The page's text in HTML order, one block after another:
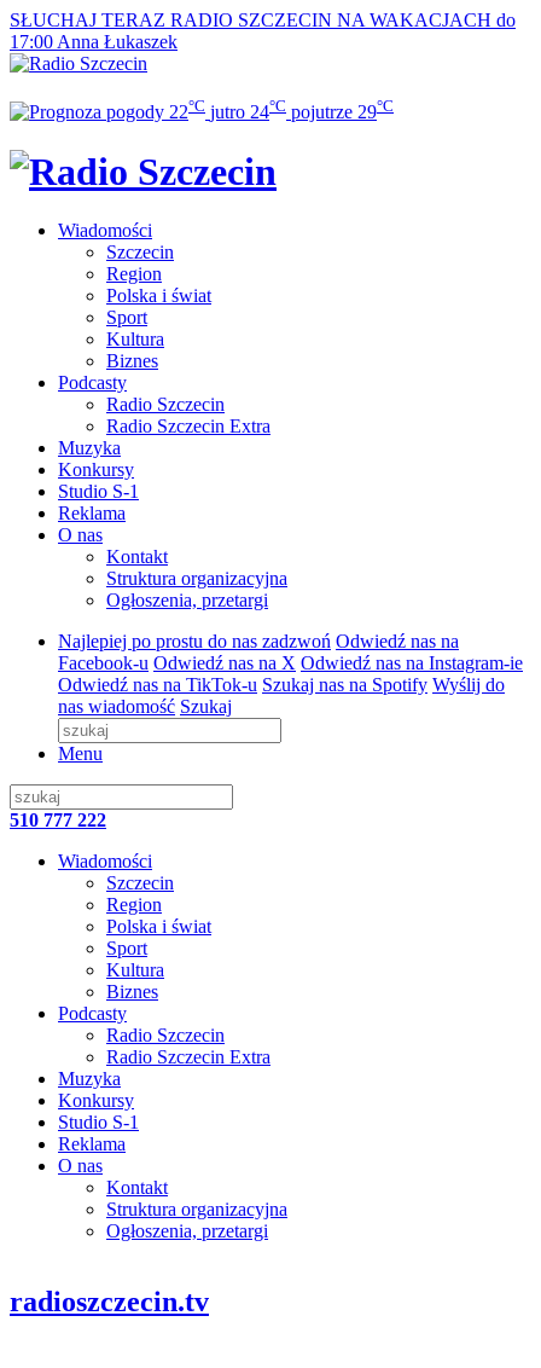
SŁUCHAJ TERAZ RADIO SZCZECIN NA WAKACJACH do
17:00 Anna Łukaszek
22°C jutro 24°C pojutrze 29°C
Wiadomości
Szczecin
Region
Polska i świat
Sport
Kultura
Biznes
Podcasty
Radio Szczecin
Radio Szczecin Extra
Muzyka
Konkursy
Studio S-1
Reklama
O nas
Kontakt
Struktura organizacyjna
Ogłoszenia, przetargi
Najlepiej po prostu do nas zadzwoń Odwiedź nas na
Facebook-u Odwiedź nas na X Odwiedź nas na Instagram-ie
Odwiedź nas na TikTok-u Szukaj nas na Spotify Wyślij do
nas wiadomość Szukaj
Menu
510 777 222
Wiadomości
Szczecin
Region
Polska i świat
Sport
Kultura
Biznes
Podcasty
Radio Szczecin
Radio Szczecin Extra
Muzyka
Konkursy
Studio S-1
Reklama
O nas
Kontakt
Struktura organizacyjna
Ogłoszenia, przetargi
radioszczecin.tv